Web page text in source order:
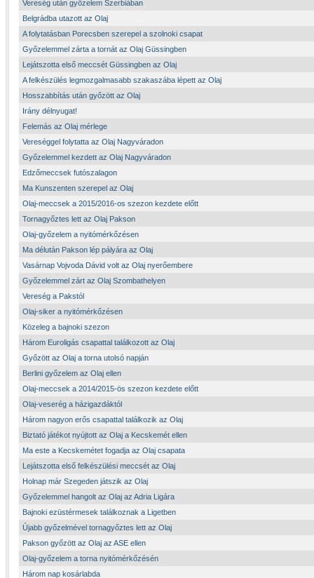
Vereség után győzelem Szerbiában
Belgrádba utazott az Olaj
A folytatásban Porecsben szerepel a szolnoki csapat
Győzelemmel zárta a tornát az Olaj Güssingben
Lejátszotta első meccsét Güssingben az Olaj
A felkészülés legmozgalmasabb szakaszába lépett az Olaj
Hosszabbítás után győzött az Olaj
Irány délnyugat!
Felemás az Olaj mérlege
Vereséggel folytatta az Olaj Nagyváradon
Győzelemmel kezdett az Olaj Nagyváradon
Edzőmeccsek futószalagon
Ma Kunszenten szerepel az Olaj
Olaj-meccsek a 2015/2016-os szezon kezdete előtt
Tornagyőztes lett az Olaj Pakson
Olaj-győzelem a nyitómérkőzésen
Ma délután Pakson lép pályára az Olaj
Vasárnap Vojvoda Dávid volt az Olaj nyerőembere
Győzelemmel zárt az Olaj Szombathelyen
Vereség a Pakstól
Olaj-siker a nyitómérkőzésen
Közeleg a bajnoki szezon
Három Euroligás csapattal találkozott az Olaj
Győzött az Olaj a torna utolsó napján
Berlini győzelem az Olaj ellen
Olaj-meccsek a 2014/2015-ös szezon kezdete előtt
Olaj-veserég a házigazdáktól
Három nagyon erős csapattal találkozik az Olaj
Biztató játékot nyújtott az Olaj a Kecskemét ellen
Ma este a Kecskemétet fogadja az Olaj csapata
Lejátszotta első felkészülési meccsét az Olaj
Holnap már Szegeden játszik az Olaj
Győzelemmel hangolt az Olaj az Adria Ligára
Bajnoki ezüstérmesek találkoznak a Ligetben
Újabb győzelmével tornagyőztes lett az Olaj
Pakson győzött az Olaj az ASE ellen
Olaj-győzelem a torna nyitómérkőzésén
Három nap kosárlabda